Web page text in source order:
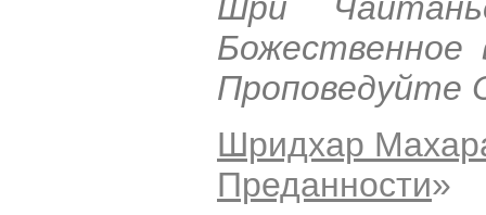
Божественное
Проповедуйте
Шридхар
Преданности»